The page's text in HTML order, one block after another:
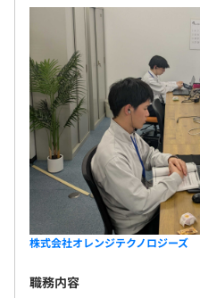
株式会社オレンジテクノロジーズ
職務内容